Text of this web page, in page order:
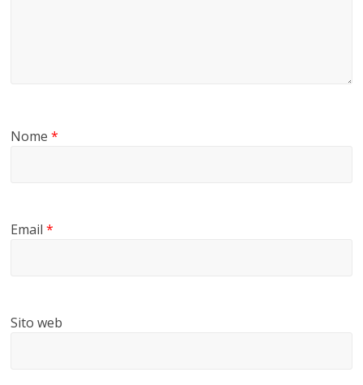
Nome*
Email*
Sito web